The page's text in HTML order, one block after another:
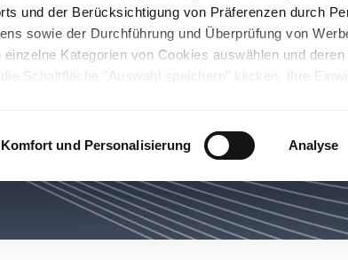
und der Berücksichtigung von Präferenzen durch
sowie der Durchführung und Überprüfung von
Kategorien von Cookies auswählen und deren
Schaltfläche "Auswahl speichern" klicken. Ihre
können und Ihre Datenschutzrechte eingeschränkt
Cookies und ähnlichen Technologien sowie zur
z.B. zu den verarbeiteten Daten, den Speicherdauern
Sie durch Anklicken von "Details zeigen" oder durch
, die am Ende der Webseite verlinkt ist, wählen
Komfort und Personalisierung Analyse